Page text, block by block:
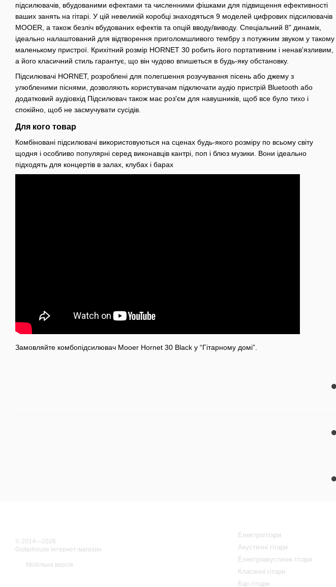
підсилювачів, вбудованими ефектами та численними фішками для підвищення ефективності
ваших занять на гітарі. У цій невеликій коробці знаходяться 9 моделей цифрових підсилювачів
MOOER, а також безліч вбудованих ефектів та опцій вводу/виводу. Спеціальний 8" динамік,
ідеально налаштований для відтворення приголомшливого тембру з потужним звуком у такому
маленькому пристрої. Крихітний розмір HORNET 30 робить його портативним і ненав'язливим,
а його класичний стиль гарантує, що він чудово впишеться в будь-яку обстановку.
Підсилювачі HORNET, розроблені для полегшення розучування пісень або джему з
улюбленими піснями, дозволяють користувачам підключати аудіо пристрій Bluetooth або
додатковий аудіовхід Підсилювач також має роз'єм для навушників, щоб все було тихо і
спокійно, щоб не засмучувати сусідів.
Для кого товар
Комбіновані підсилювачі використовуються на сценах будь-якого розміру по всьому світу
щодня і особливо популярні серед виконавців кантрі, поп і блюз музики. Вони ідеально
підходять для концертів в залах, клубах і барах
Замовляйте комбопідсилювач Mooer Hornet 30 Black у “Гітарному домі”.
© 2014—2026
Guitarhouse інтернет-магазин
Мобільна версія
Електрогітари
Акустичні гітари
Електроакустичні гітари
Класичні гітари
Бас-гітари